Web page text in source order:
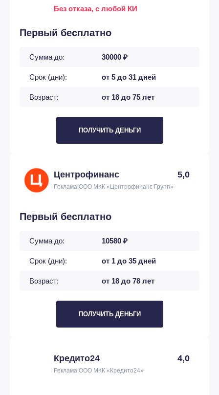
Без отказа, с любой КИ
Первый бесплатно
Сумма до: 30000 ₽
Срок (дни): от 5 до 31 дней
Возраст: от 18 до 75 лет
ПОЛУЧИТЬ ДЕНЬГИ
Центрофинанс 5,0
Реклама ООО МКК «Центрофинанс Групп»
Первый бесплатно
Сумма до: 10580 ₽
Срок (дни): от 1 до 35 дней
Возраст: от 18 до 78 лет
ПОЛУЧИТЬ ДЕНЬГИ
Кредито24 4,0
Реклама ООО МКК «Кредито24»